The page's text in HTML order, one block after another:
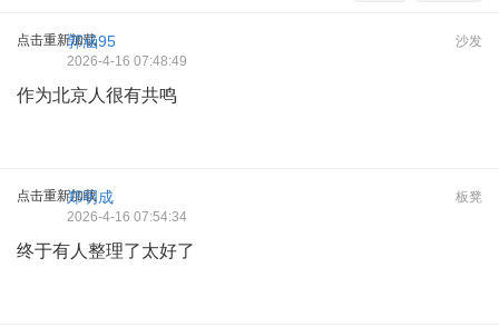
点击重新加载 沙发
郭涵95
2026-4-16 07:48:49
作为北京人很有共鸣
点击重新加载 板凳
郑明成
2026-4-16 07:54:34
终于有人整理了太好了